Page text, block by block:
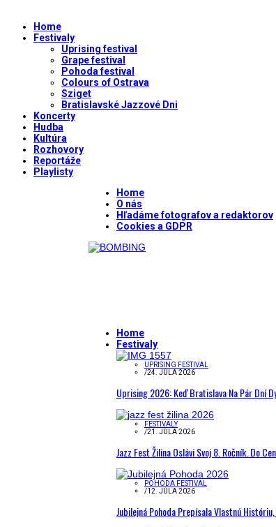
Home
Festivaly
Uprising festival
Grape festival
Pohoda festival
Colours of Ostrava
Sziget
Bratislavské Jazzové Dni
Koncerty
Hudba
Kultúra
Rozhovory
Reportáže
Playlisty
Home
O nás
Hľadáme fotografov a redaktorov
Cookies a GDPR
Home
Festivaly
UPRISING FESTIVAL
/24. JÚLA 2026
Uprising 2026: Keď Bratislava Na Pár Dní
FESTIVALY
/21. JÚLA 2026
Jazz Fest Žilina Oslávi Svoj 8. Ročník. Do
POHODA FESTIVAL
/12. JÚLA 2026
Jubilejná Pohoda Prepísala Vlastnú